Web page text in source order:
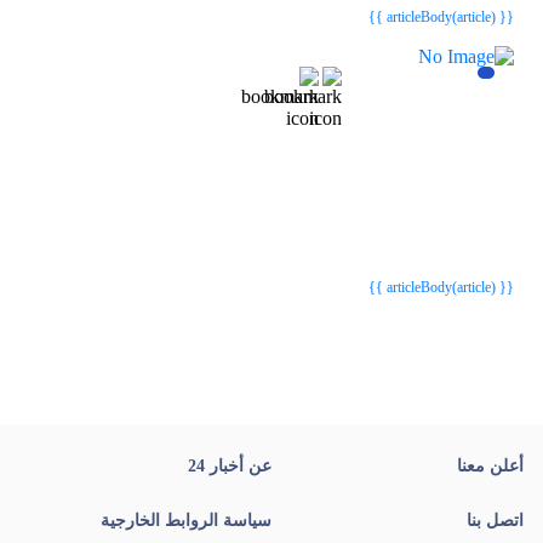
{{ articleBody(article) }}
{{ articleBody(article) }}
أعلن معنا عن أخبار 24
اتصل بنا سياسة الروابط الخارجية